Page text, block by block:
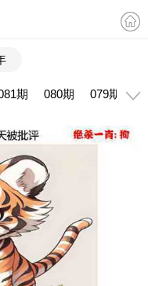
期 080期 079期